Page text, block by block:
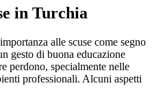
in Turchia
alle scuse come segno
gesto di buona educazione
perdono, specialmente nelle
professionali. Alcuni aspetti